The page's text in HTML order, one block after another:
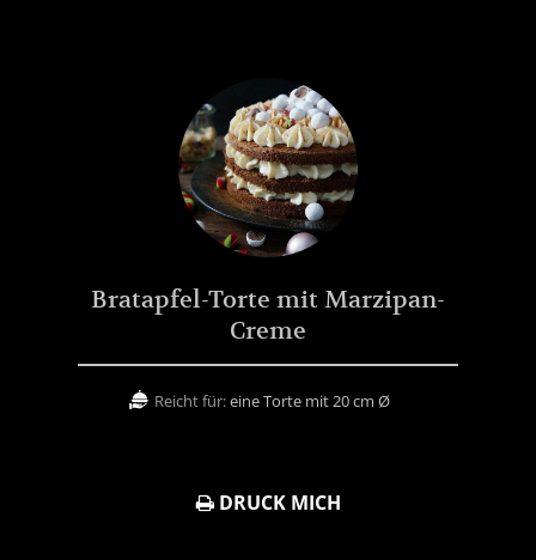
Bratapfel-Torte mit Marzipan-
Creme
Reicht für:eine Torte mit 20 cm Ø
DRUCK MICH